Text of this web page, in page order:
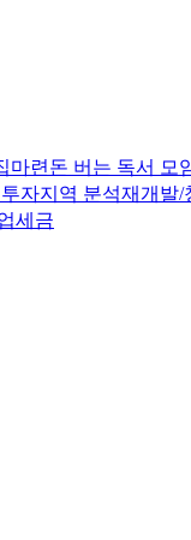
마련 돈 버는 독서 모
자지역 분석재개발/
세금